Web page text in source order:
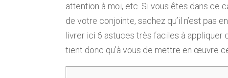
attention à moi, etc. Si vous êtes dans ce
de votre conjointe, sachez qu’il n’est pas
livrer ici 6 astuces très faciles à appliquer
tient donc qu’à vous de mettre en œuvre